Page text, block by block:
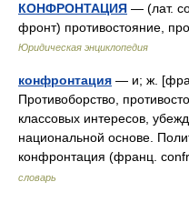
КОНФРОНТАЦИЯ — (лат.
фронт) противостояние,
Юридическая энциклопедия
конфронтация — и; ж.
Противоборство,
классовых интересов,
национальной основе.
конфронтация (франц.
словарь